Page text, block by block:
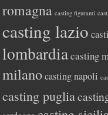
romagna casting figuranti
casting lazio
lombardiacasting
milano casting napoli
casting puglia